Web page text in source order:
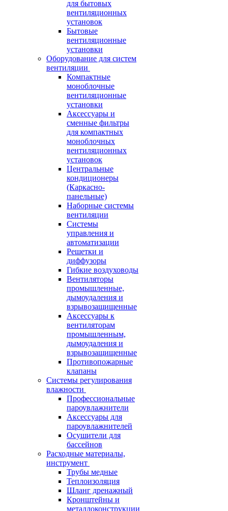
для бытовых
вентиляционных
установок
Бытовые
вентиляционные
установки
Оборудование для систем
вентиляции
Компактные
моноблочные
вентиляционные
установки
Аксессуары и
сменные фильтры
для компактных
моноблочных
вентиляционных
установок
Центральные
кондиционеры
(Каркасно-
панельные)
Наборные системы
вентиляции
Системы
управления и
автоматизации
Решетки и
диффузоры
Гибкие воздуховоды
Вентиляторы
промышленные,
дымоудаления и
взрывозащищенные
Аксессуары к
вентиляторам
промышленным,
дымоудаления и
взрывозащищенные
Противопожарные
клапаны
Системы регулирования
влажности
Профессиональные
пароувлажнители
Аксессуары для
пароувлажнителей
Осушители для
бассейнов
Расходные материалы,
инструмент
Трубы медные
Теплоизоляция
Шланг дренажный
Кронштейны и
металлоконструкции